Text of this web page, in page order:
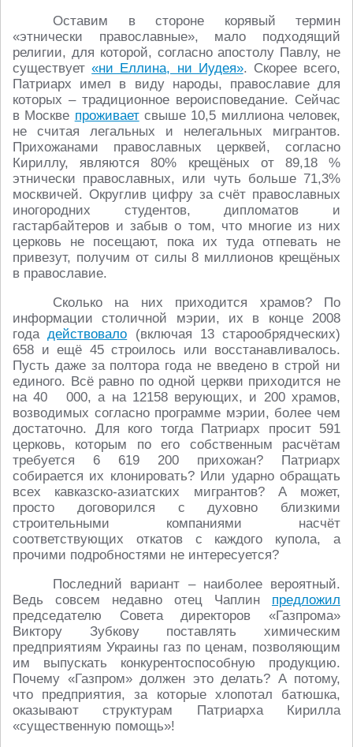
Оставим в стороне корявый термин
«этнически православные», мало подходящий
религии, для которой, согласно апостолу Павлу, не
существует«ни Еллина, ни Иудея». Скорее всего,
Патриарх имел в виду народы, православие для
которых – традиционное вероисповедание. Сейчас
в Москве проживаетсвыше 10,5 миллиона человек,
не считая легальных и нелегальных мигрантов.
Прихожанами православных церквей, согласно
Кириллу, являются 80% крещёных от 89,18 %
этнически православных, или чуть больше 71,3%
москвичей. Округлив цифру за счёт православных
иногородних студентов, дипломатов и
гастарбайтеров и забыв о том, что многие из них
церковь не посещают, пока их туда отпевать не
привезут, получим от силы 8 миллионов крещёных
в православие.
Сколько на них приходится храмов? По
информации столичной мэрии, их в конце 2008
годадействовало (включая 13 старообрядческих)
658 и ещё 45 строилось или восстанавливалось.
Пусть даже за полтора года не введено в строй ни
единого. Всё равно по одной церкви приходится не
на 40 000, а на 12158 верующих, и 200 храмов,
возводимых согласно программе мэрии, более чем
достаточно. Для кого тогда Патриарх просит 591
церковь, которым по его собственным расчётам
требуется 6 619 200 прихожан? Патриарх
собирается их клонировать? Или ударно обращать
всех кавказско-азиатских мигрантов? А может,
просто договорился с духовно близкими
строительными компаниями насчёт
соответствующих откатов с каждого купола, а
прочими подробностями не интересуется?
Последний вариант – наиболее вероятный.
Ведь совсем недавно отец Чаплин предложил
председателю Совета директоров «Газпрома»
Виктору Зубкову поставлять химическим
предприятиям Украины газ по ценам, позволяющим
им выпускать конкурентоспособную продукцию.
Почему «Газпром» должен это делать? А потому,
что предприятия, за которые хлопотал батюшка,
оказывают структурам Патриарха Кирилла
«существенную помощь»!